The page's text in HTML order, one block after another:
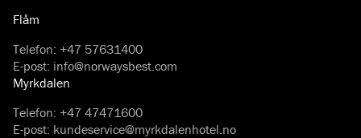
Flåm
Telefon: +47 57631400
E-post: info@norwaysbest.com
Myrkdalen
Telefon: +47 47471600
E-post: kundeservice@myrkdalenhotel.no